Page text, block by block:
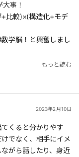
る人を応援していき
事！
比較)×(構造化+モデ
学脳！と興奮しまし
法(結論・理由・具
もっと読む
2023年2月10日
くると分かりやす
でなく、相手にイメ
がら話したり、身近